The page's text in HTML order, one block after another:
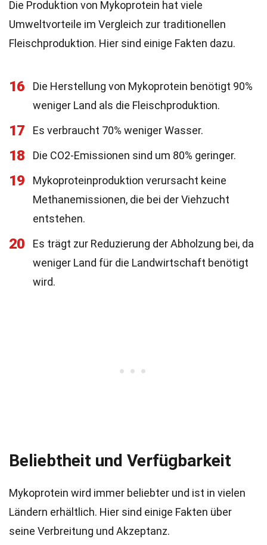
Die Produktion von Mykoprotein hat viele
Umweltvorteile im Vergleich zur traditionellen
Fleischproduktion. Hier sind einige Fakten dazu.
16
Die Herstellung von Mykoprotein benötigt 90%
weniger Land als die Fleischproduktion.
17 Es verbraucht 70% weniger Wasser.
18 Die CO2-Emissionen sind um 80% geringer.
19
Mykoproteinproduktion verursacht keine
Methanemissionen, die bei der Viehzucht
entstehen.
20
Es trägt zur Reduzierung der Abholzung bei, da
weniger Land für die Landwirtschaft benötigt
wird.
Beliebtheit und Verfügbarkeit
Mykoprotein wird immer beliebter und ist in vielen
Ländern erhältlich. Hier sind einige Fakten über
seine Verbreitung und Akzeptanz.